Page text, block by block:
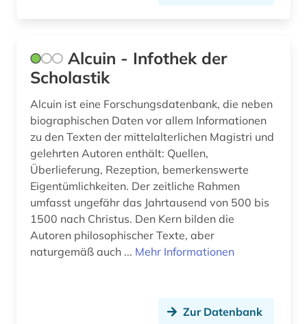
fachinformationsdienst (1)
fachzeitschrift (1)
fid slawistik (1)
frankfurter schule (1)
frankreich (4)
Alcuin - Infothek der
Scholastik
Alcuin ist eine Forschungsdatenbank, die neben
biographischen Daten vor allem Informationen
zu den Texten der mittelalterlichen Magistri und
gelehrten Autoren enthält: Quellen,
Überlieferung, Rezeption, bemerkenswerte
Eigentümlichkeiten. Der zeitliche Rahmen
umfasst ungefähr das Jahrtausend von 500 bis
1500 nach Christus. Den Kern bilden die
Autoren philosophischer Texte, aber
naturgemäß auch ... Mehr Informationen
Zur Datenbank